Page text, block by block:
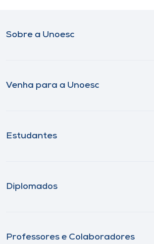
Sobre a Unoesc
Venha para a Unoesc
Estudantes
Diplomados
Professores e Colaboradores